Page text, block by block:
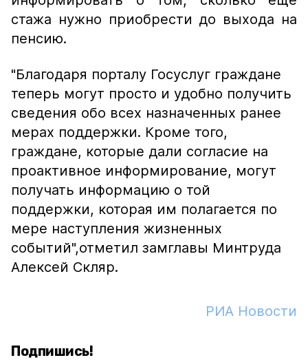
стажа нужно приобрести до выхода на
пенсию.
"Благодаря порталу Госуслуг граждане
теперь могут просто и удобно получить
сведения обо всех назначенных ранее
мерах поддержки. Кроме того,
граждане, которые дали согласие на
проактивное информирование, могут
получать информацию о той
поддержки, которая им полагается по
мере наступления жизненных
событий",отметил замглавы Минтруда
Алексей Скляр.
РИА Новости
Подпишись!